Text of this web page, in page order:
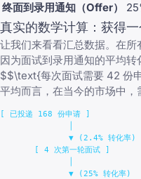
终面到录用通知（Offer）
真实的数学计算：获得
让我们来看看汇总数据。在
因为面试到录用通知的平均
$$\text{每次面试需要 42 份
平均而言，在当今的市场中，
[ 已投递 168 份申请 ]
              ▼ (2.4% 转化率)
       [ 4 次第一轮面试 ]
              ▼ (25% 转化率)